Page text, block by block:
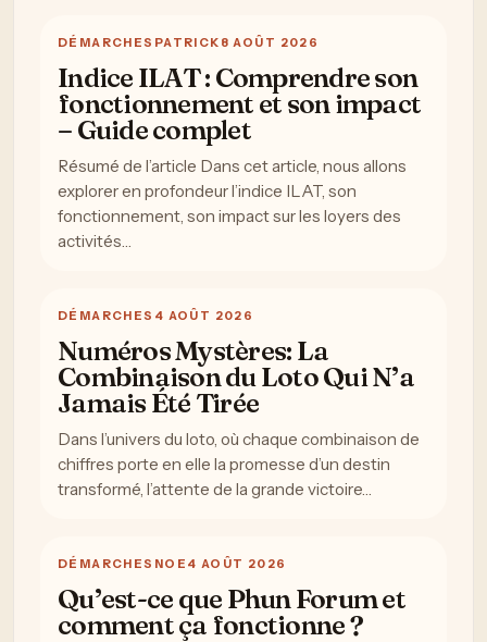
DÉMARCHES PATRICK 8 AOÛT 2026
Indice ILAT : Comprendre son
fonctionnement et son impact
– Guide complet
Résumé de l’article Dans cet article, nous allons
explorer en profondeur l’indice ILAT, son
fonctionnement, son impact sur les loyers des
activités…
DÉMARCHES 4 AOÛT 2026
Numéros Mystères: La
Combinaison du Loto Qui N’a
Jamais Été Tirée
Dans l’univers du loto, où chaque combinaison de
chiffres porte en elle la promesse d’un destin
transformé, l’attente de la grande victoire…
DÉMARCHES NOE 4 AOÛT 2026
Qu’est-ce que Phun Forum et
comment ça fonctionne ?